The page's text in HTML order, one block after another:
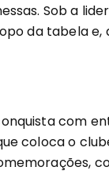
Sob a
da tabela e,
com
coloca o